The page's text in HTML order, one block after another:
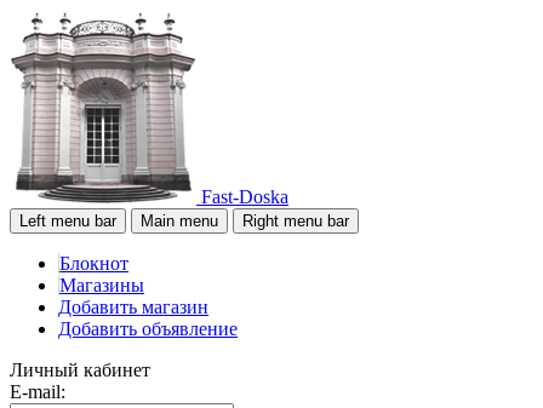
Fast-Doska
Left menu bar Main menu Right menu bar
Блокнот
Магазины
Добавить магазин
Добавить объявление
Личный кабинет
E-mail: